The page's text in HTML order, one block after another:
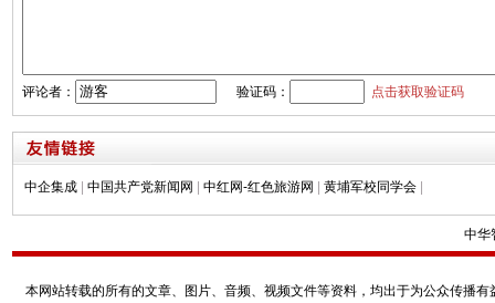
评论者： 验证码： 点击获取验证码
中企集成 中国共产党新闻网 中红网-红色旅游网 黄埔军校同学会
中华
本网站转载的所有的文章、图片、音频、视频文件等资料，均出于为公众传播